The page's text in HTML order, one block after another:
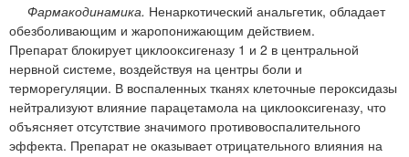
Фармакодинамика. Ненаркотический анальгетик, обладает
обезболивающим и жаропонижающим действием.
Препарат блокирует циклооксигеназу 1 и 2 в центральной
нервной системе, воздействуя на центры боли и
терморегуляции. В воспаленных тканях клеточные пероксидазы
нейтрализуют влияние парацетамола на циклооксигеназу, что
объясняет отсутствие значимого противовоспалительного
эффекта. Препарат не оказывает отрицательного влияния на